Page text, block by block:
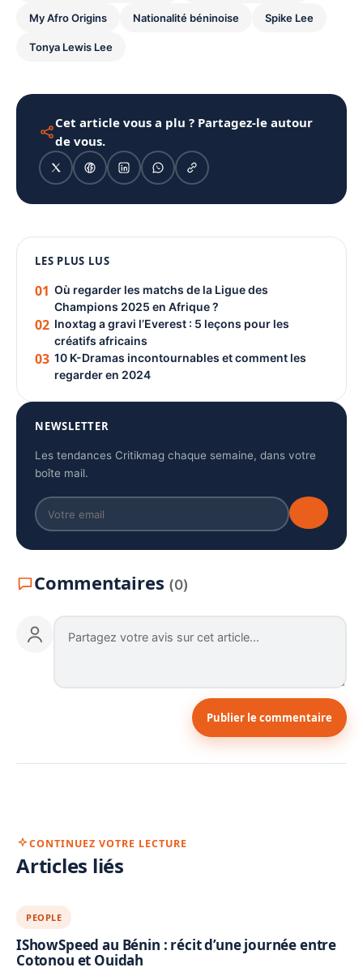
My Afro Origins Nationalité béninoise Spike Lee
Tonya Lewis Lee
Cet article vous a plu ? Partagez-le autour
de vous.
PUBLICITÉ
LES PLUS LUS
01 Où regarder les matchs de la Ligue des
Champions 2025 en Afrique ?
02 Inoxtag a gravi l’Everest : 5 leçons pour les
créatifs africains
03 10 K-Dramas incontournables et comment les
regarder en 2024
NEWSLETTER
Les tendances Critikmag chaque semaine, dans votre
boîte mail.
Commentaires (0)
Publier le commentaire
CONTINUEZ VOTRE LECTURE
Articles liés
PEOPLE
IShowSpeed au Bénin : récit d’une journée entre
Cotonou et Ouidah